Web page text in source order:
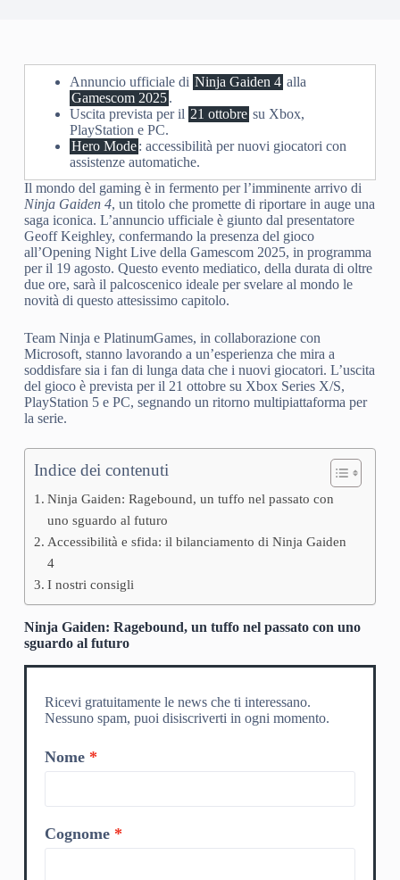
Annuncio ufficiale di Ninja Gaiden 4 alla
Gamescom 2025.
Uscita prevista per il 21 ottobre su Xbox,
PlayStation e PC.
Hero Mode: accessibilità per nuovi giocatori con
assistenze automatiche.
Il mondo del gaming è in fermento per l’imminente arrivo di
Ninja Gaiden 4, un titolo che promette di riportare in auge una
saga iconica. L’annuncio ufficiale è giunto dal presentatore
Geoff Keighley, confermando la presenza del gioco
all’Opening Night Live della Gamescom 2025, in programma
per il 19 agosto. Questo evento mediatico, della durata di oltre
due ore, sarà il palcoscenico ideale per svelare al mondo le
novità di questo attesissimo capitolo.
Team Ninja e PlatinumGames, in collaborazione con
Microsoft, stanno lavorando a un’esperienza che mira a
soddisfare sia i fan di lunga data che i nuovi giocatori. L’uscita
del gioco è prevista per il 21 ottobre su Xbox Series X/S,
PlayStation 5 e PC, segnando un ritorno multipiattaforma per
la serie.
Indice dei contenuti
Ninja Gaiden: Ragebound, un tuffo nel passato con
uno sguardo al futuro
Accessibilità e sfida: il bilanciamento di Ninja Gaiden
4
I nostri consigli
Ninja Gaiden: Ragebound, un tuffo nel passato con uno
sguardo al futuro
Ricevi gratuitamente le news che ti interessano.
Nessuno spam, puoi disiscriverti in ogni momento.
Nome
Cognome